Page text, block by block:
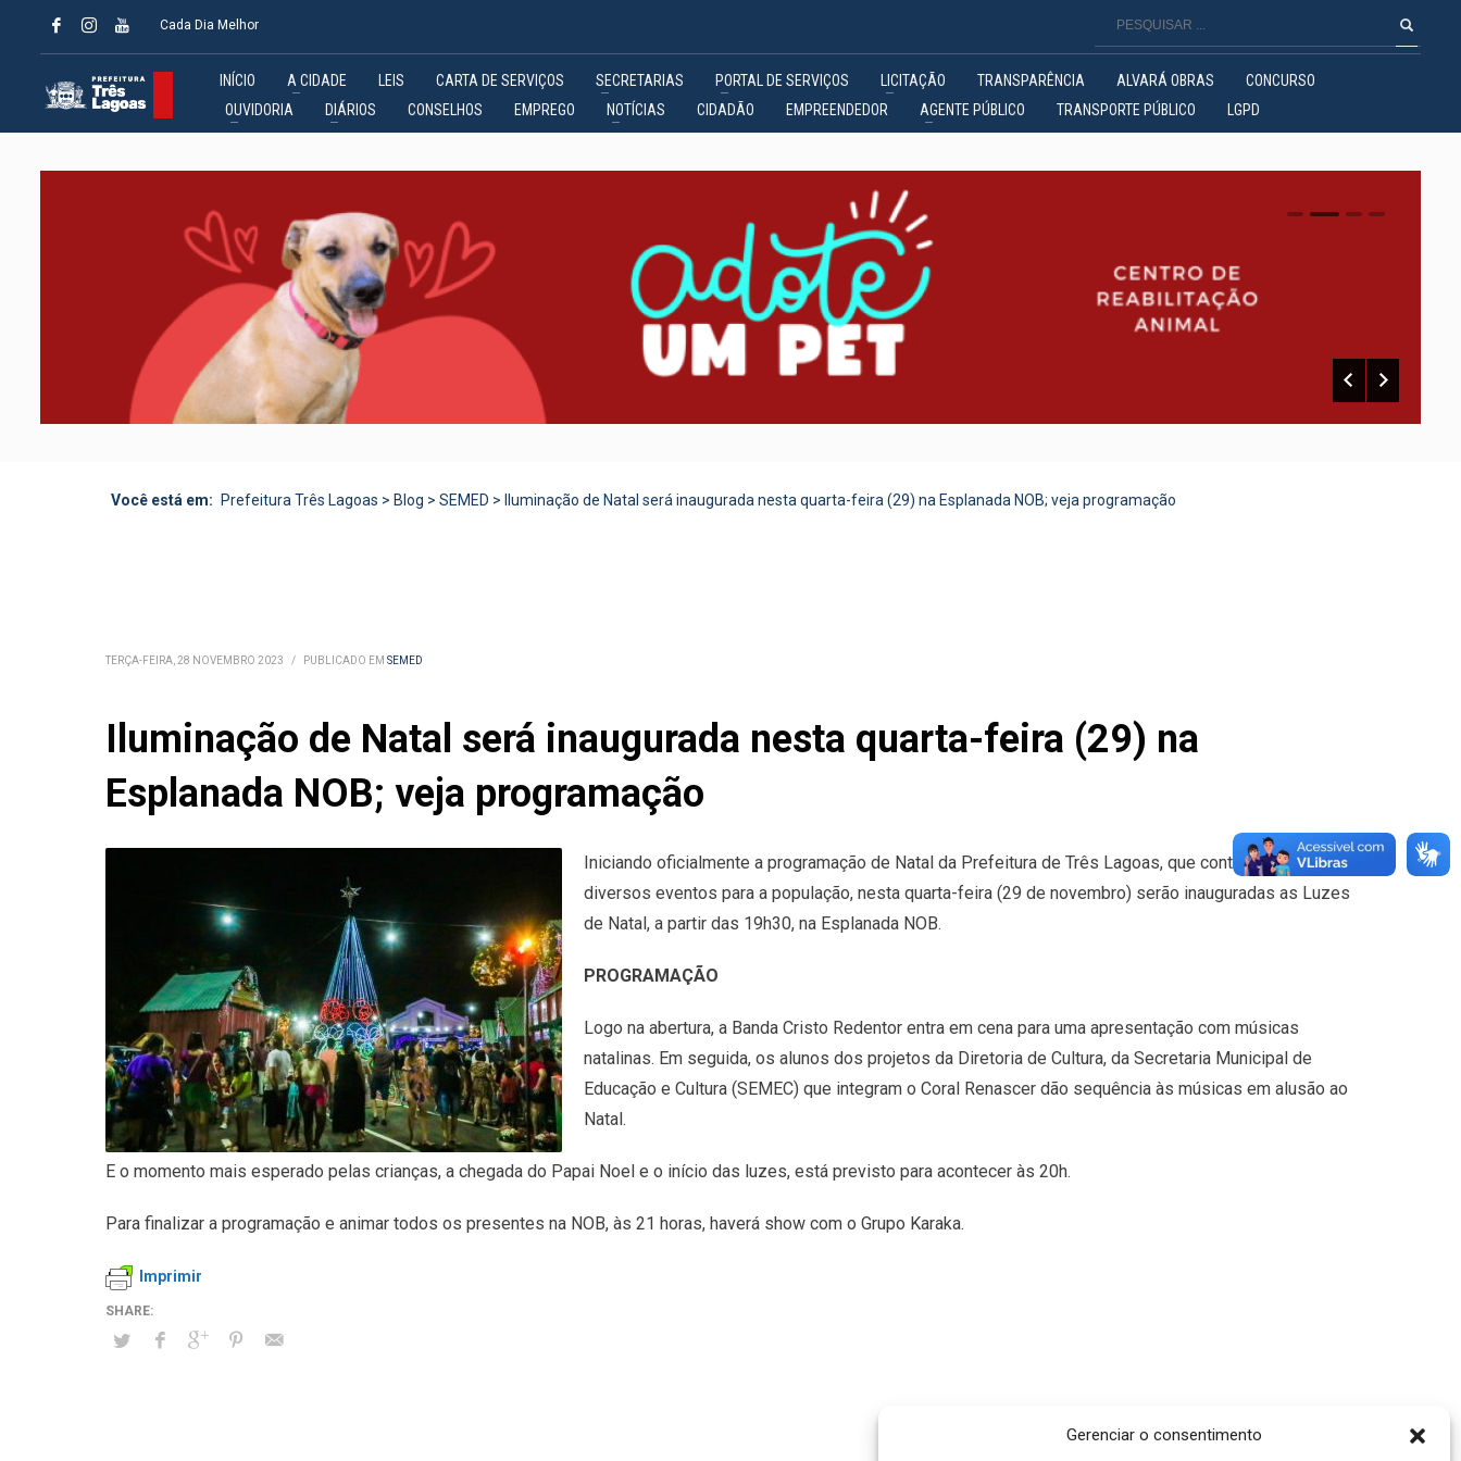
Gerenciar o consentimento
Cada Dia Melhor
INÍCIO A CIDADE LEIS CARTA DE SERVIÇOS SECRETARIAS PORTAL DE SERVIÇOS LICITAÇÃO TRANSPARÊNCIA ALVARÁ OBRAS
CONCURSO
OUVIDORIA
DIÁRIOS CONSELHOS EMPREGO NOTÍCIAS CIDADÃO EMPREENDEDOR AGENTE PÚBLICO TRANSPORTE PÚBLICO LGPD
0 1 2
Você está em: Prefeitura Três Lagoas > Blog > SEMED > Iluminação de Natal será inaugurada nesta quarta-feira (29) na Esplanada NOB; veja programação
TERÇA-FEIRA, 28 NOVEMBRO 2023 / PUBLICADO EM SEMED
Iluminação de Natal será inaugurada nesta quarta-feira (29) na
Esplanada NOB; veja programação
Iniciando oficialmente a programação de Natal da Prefeitura de Três Lagoas, que contará com
diversos eventos para a população, nesta quarta-feira (29 de novembro) serão inauguradas as Luzes
de Natal, a partir das 19h30, na Esplanada NOB.
PROGRAMAÇÃO
Logo na abertura, a Banda Cristo Redentor entra em cena para uma apresentação com músicas
natalinas. Em seguida, os alunos dos projetos da Diretoria de Cultura, da Secretaria Municipal de
Educação e Cultura (SEMEC) que integram o Coral Renascer dão sequência às músicas em alusão ao
Natal.
E o momento mais esperado pelas crianças, a chegada do Papai Noel e o início das luzes, está previsto para acontecer às 20h.
Para finalizar a programação e animar todos os presentes na NOB, às 21 horas, haverá show com o Grupo Karaka.
Imprimir